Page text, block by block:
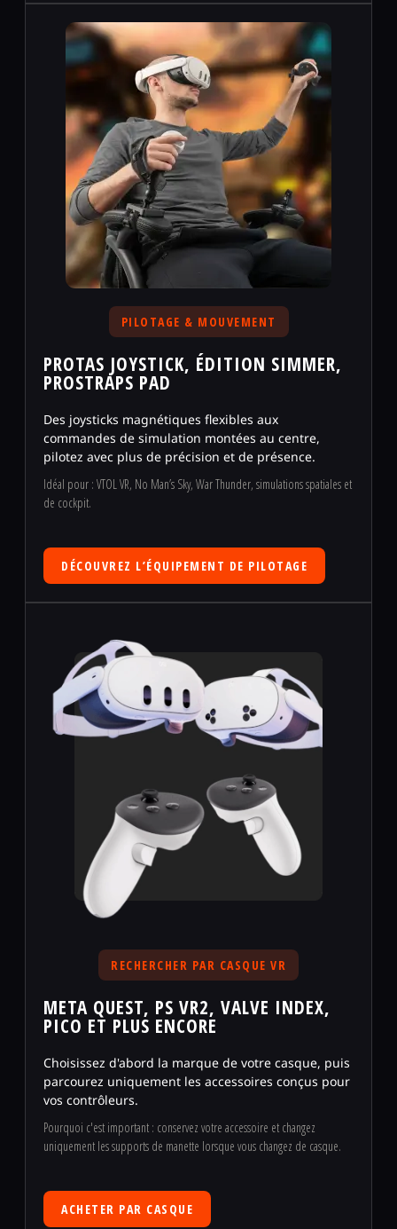
PILOTAGE & MOUVEMENT
PROTAS JOYSTICK, ÉDITION SIMMER,
PROSTRAPS PAD
Des joysticks magnétiques flexibles aux
commandes de simulation montées au centre,
pilotez avec plus de précision et de présence.
Idéal pour : VTOL VR, No Man’s Sky, War Thunder, simulations spatiales et
de cockpit.
DÉCOUVREZ L’ÉQUIPEMENT DE PILOTAGE
RECHERCHER PAR CASQUE VR
META QUEST, PS VR2, VALVE INDEX,
PICO ET PLUS ENCORE
Choisissez d'abord la marque de votre casque, puis
parcourez uniquement les accessoires conçus pour
vos contrôleurs.
Pourquoi c'est important : conservez votre accessoire et changez
uniquement les supports de manette lorsque vous changez de casque.
ACHETER PAR CASQUE